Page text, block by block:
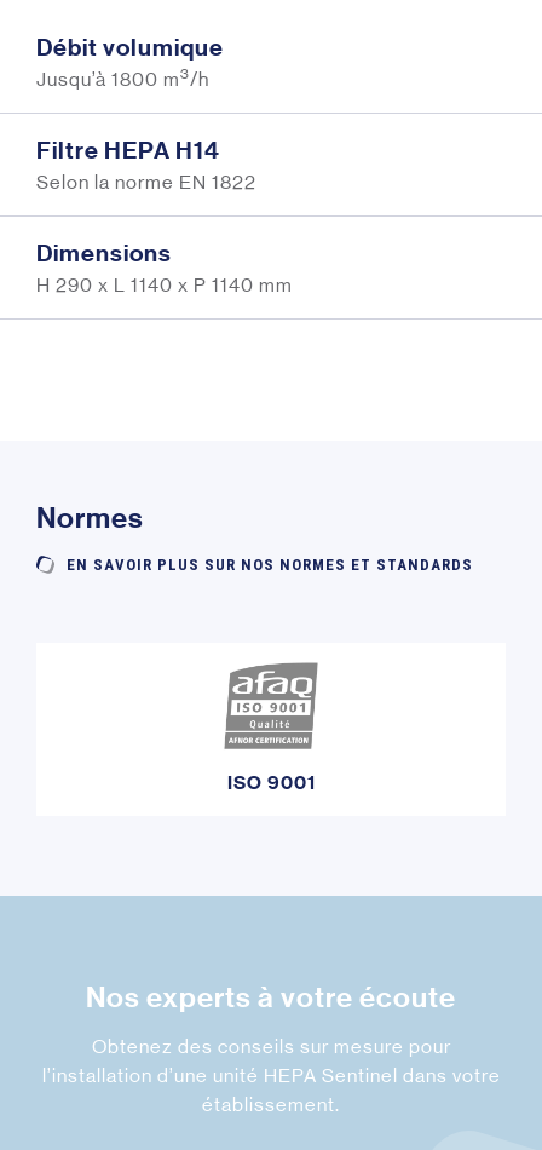
Débit volumique
Jusqu’à 1800 m3/h
Filtre HEPA H14
Selon la norme EN 1822
Dimensions
H 290 x L 1140 x P 1140 mm
Normes
EN SAVOIR PLUS SUR NOS NORMES ET STANDARDS
ISO 9001
Nos experts à votre écoute
Obtenez des conseils sur mesure pour
l’installation d’une unité HEPA Sentinel dans votre
établissement.